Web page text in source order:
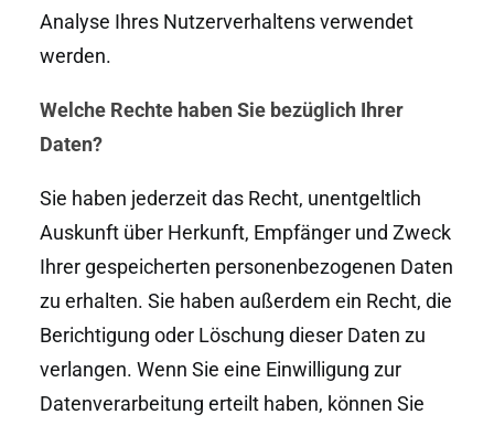
Analyse Ihres Nutzerverhaltens verwendet
werden.
Welche Rechte haben Sie bezüglich Ihrer
Daten?
Sie haben jederzeit das Recht, unentgeltlich
Auskunft über Herkunft, Empfänger und Zweck
Ihrer gespeicherten personenbezogenen Daten
zu erhalten. Sie haben außerdem ein Recht, die
Berichtigung oder Löschung dieser Daten zu
verlangen. Wenn Sie eine Einwilligung zur
Datenverarbeitung erteilt haben, können Sie